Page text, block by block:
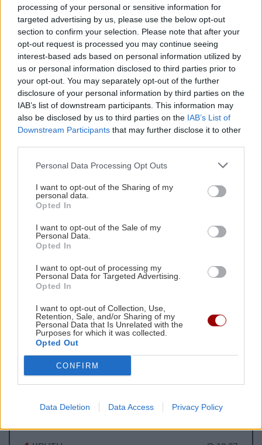
processing of your personal or sensitive information for
targeted advertising by us, please use the below opt-out
section to confirm your selection. Please note that after your
opt-out request is processed you may continue seeing
interest-based ads based on personal information utilized by
us or personal information disclosed to third parties prior to
your opt-out. You may separately opt-out of the further
disclosure of your personal information by third parties on the
IAB’s list of downstream participants. This information may
also be disclosed by us to third parties on the IAB’s List of
Downstream Participants that may further disclose it to other
Personal Data Processing Opt Outs
I want to opt-out of the Sharing of my
personal data.
Opted In
I want to opt-out of the Sale of my
Personal Data.
Opted In
I want to opt-out of processing my
Personal Data for Targeted Advertising.
Opted In
I want to opt-out of Collection, Use,
Retention, Sale, and/or Sharing of my
Personal Data that Is Unrelated with the
Purposes for which it was collected.
Opted Out
CONFIRM
Data Deletion Data Access Privacy Policy
Για τα κτίρια που έχουν υποστεί ζημιές, ο Κώστας
Κατσαφάδος διευκρίνισε ότι η Γενική Γραμματεία
Αποκατάστασης Φυσικών Καταστροφών έχει ήδη
ξεκινήσει τις αυτοψίες.
Οι πολίτες θα πρέπει να προσκομίσουν στον Δήμο:
το φύλλο αυτοψίας,
πιστοποιητικό οικογενειακής κατάστασης,
το έντυπο Ε1,
ΔΙΑΒΑΣΤΕ ΕΠΙΣΗΣ:
Εκτός ελέγχου οι καθυστερήσεις στα αεροδρόμια:
Σενάρια για διεθνή βοήθεια από το Eurocontrol
Ενοίκια: Πότε μπορεί ο ιδιοκτήτης να ζητήσει αύξηση και
πότε ο ενοικιαστής έχει δικαίωμα να αρνηθεί
Ακολουθήστε το ekriti.gr στο Google News
και όχι μόνο.
Ωραιόκαστρο Θεσσαλονίκης Φωτιά
ΡΟΗ ΕΙΔΗΣΕΩΝ